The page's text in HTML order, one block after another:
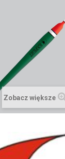
Zobacz większe